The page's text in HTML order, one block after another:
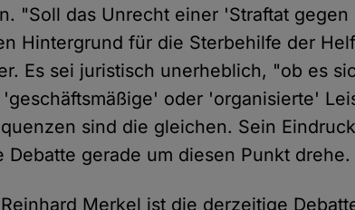
"Soll das Unrecht einer 'Straftat gegen
Hintergrund für die Sterbehilfe der
Es sei juristisch unerheblich, "ob es
oder 'organisierte'
sind die gleichen. Sein
Debatte gerade um diesen Punkt drehe.
Merkel ist die derzeitige